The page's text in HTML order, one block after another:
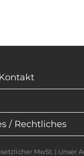
/ Rechtliches
MwSt. | Unser